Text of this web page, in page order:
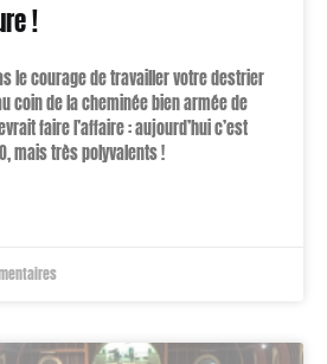
!
le courage de travailler votre destrier
coin de la cheminée bien armée de
faire l’affaire : aujourd’hui c’est
mais très polyvalents !